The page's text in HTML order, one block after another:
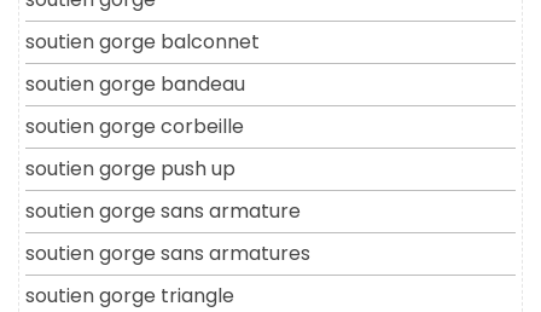
soutien gorge balconnet
soutien gorge bandeau
soutien gorge corbeille
soutien gorge push up
soutien gorge sans armature
soutien gorge sans armatures
soutien gorge triangle